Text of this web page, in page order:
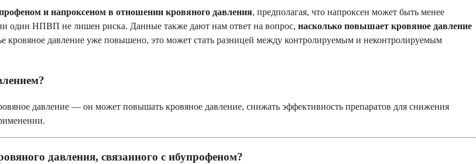
и напроксеном в отношении кровяного давления, предполагая, что напроксен может быть менее
один НПВП не лишен риска. Данные также дают нам ответ на вопрос, насколько повышает кровяное давление
кровяное давление уже повышено, это может стать разницей между контролируемым и неконтролируемым
давление — он может повышать кровяное давление, снижать эффективность препаратов для снижения
давления, связанного с ибупрофеном?